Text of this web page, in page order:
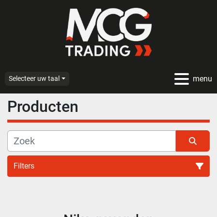
menu
Selecteer uw taal
Producten
Filters